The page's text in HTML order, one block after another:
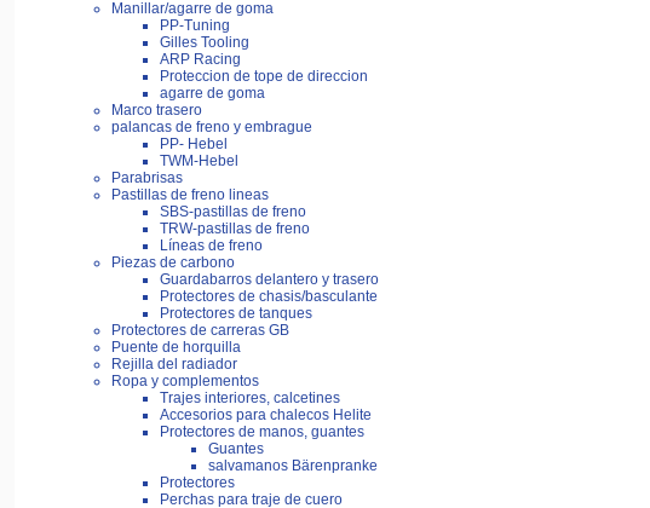
Manillar/agarre de goma
PP-Tuning
Gilles Tooling
ARP Racing
Proteccion de tope de direccion
agarre de goma
Marco trasero
palancas de freno y embrague
PP- Hebel
TWM-Hebel
Parabrisas
Pastillas de freno lineas
SBS-pastillas de freno
TRW-pastillas de freno
Líneas de freno
Piezas de carbono
Guardabarros delantero y trasero
Protectores de chasis/basculante
Protectores de tanques
Protectores de carreras GB
Puente de horquilla
Rejilla del radiador
Ropa y complementos
Trajes interiores, calcetines
Accesorios para chalecos Helite
Protectores de manos, guantes
Guantes
salvamanos Bärenpranke
Protectores
Perchas para traje de cuero